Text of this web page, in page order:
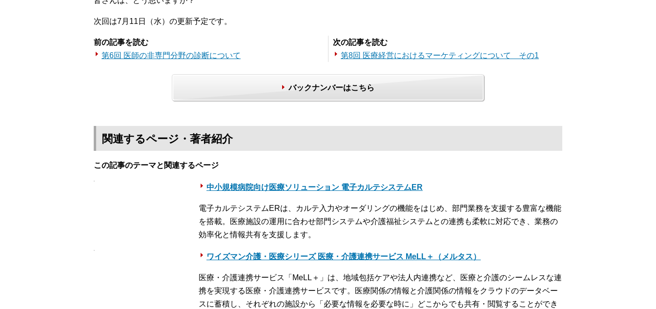
次回は7月11日（水）の更新予定です。
前の記事を読む
第6回 医師の非専門分野の診断について
次の記事を読む
第8回 医療経営におけるマーケティングについて その1
バックナンバーはこちら
関連するページ・著者紹介
この記事のテーマと関連するページ
中小規模病院向け医療ソリューション 電子カルテシステムER
電子カルテシステムERは、カルテ入力やオーダリングの機能をはじめ、部門業務を支援する豊富な機能
を搭載。医療施設の運用に合わせ部門システムや介護福祉システムとの連携も柔軟に対応でき、業務の
効率化と情報共有を支援します。
ワイズマン介護・医療シリーズ 医療・介護連携サービス MeLL＋（メルタス）
医療・介護連携サービス「MeLL＋」は、地域包括ケアや法人内連携など、医療と介護のシームレスな連
携を実現する医療・介護連携サービスです。医療関係の情報と介護関係の情報をクラウドのデータベー
スに蓄積し、それぞれの施設から「必要な情報を必要な時に」どこからでも共有・閲覧することができ